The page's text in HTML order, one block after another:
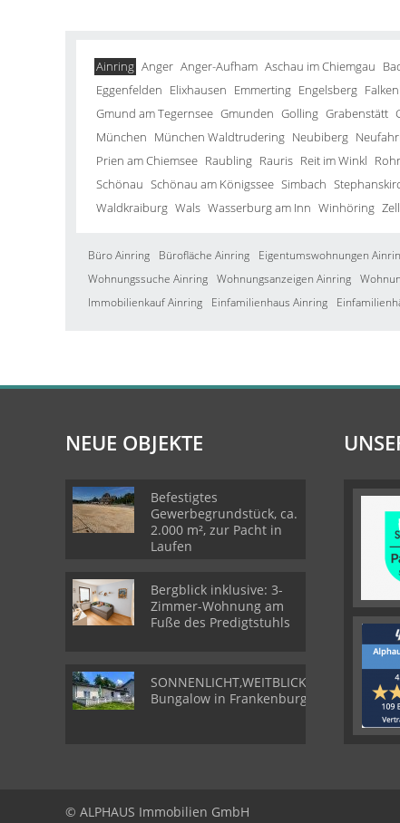
Ainring Anger Anger-Aufham Aschau im Chiemgau
Eggenfelden Elixhausen Emmerting Engelsberg
Gmund am Tegernsee Gmunden Golling Grabenstätt
München München Waldtrudering Neubiberg
Prien am Chiemsee Raubling Rauris Reit im Winkl
Schönau Schönau am Königssee Simbach
Waldkraiburg Wals Wasserburg am Inn Winhöring
Büro Ainring Bürofläche Ainring Eigentumswohnungen
Wohnungssuche Ainring Wohnungsanzeigen Ainring
Immobilienkauf Ainring
Einfamilienhaus Ainring
NEUE OBJEKTE
Befestigtes
Gewerbegrundstück, ca.
2.000 m², zur Pacht in
Laufen
Bergblick inklusive: 3-
Zimmer-Wohnung am
Fuße des Predigtstuhls
SONNENLICHT,WEITBLICK,WOHLGEFÜHL-
Bungalow in Frankenburg
© ALPHAUS Immobilien GmbH